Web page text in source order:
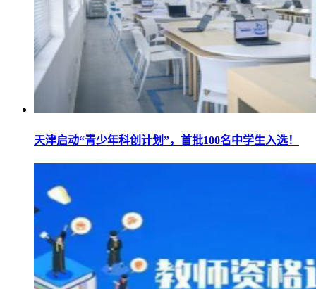
天津启动“青少年科创计划”，首批100名中学生入选！